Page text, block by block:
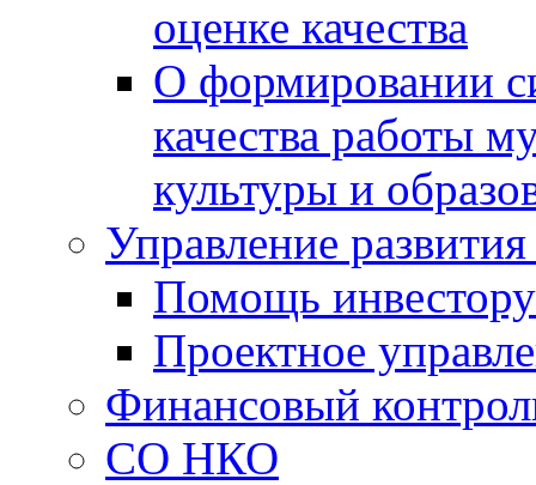
оценке качества
О формировании
качества работы
культуры и
Управление
Помощь инвестору
Проектное
Финансовый
СО НКО